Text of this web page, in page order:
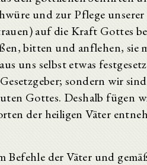
und zur Pflege
auf die Kraft Gottes
bitten und anflehen, sie
uns selbst etwas
sondern wir
Gottes. Deshalb fügen
der heiligen Väter
der Väter und